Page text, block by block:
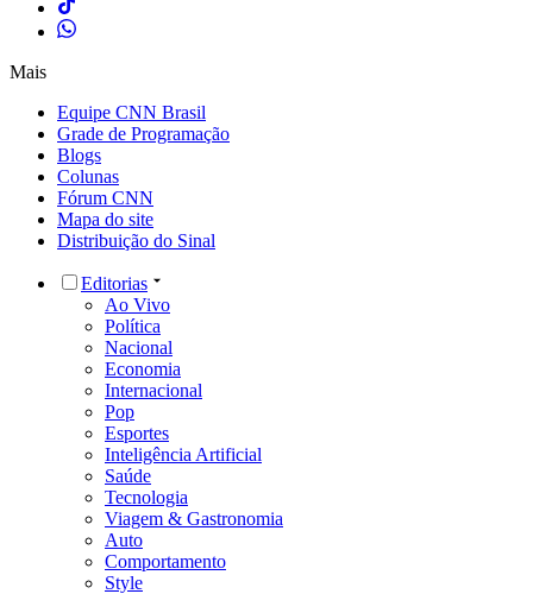
Mais
Equipe CNN Brasil
Grade de Programação
Blogs
Colunas
Fórum CNN
Mapa do site
Distribuição do Sinal
Editorias
Ao Vivo
Política
Nacional
Economia
Internacional
Pop
Esportes
Inteligência Artificial
Saúde
Tecnologia
Viagem & Gastronomia
Auto
Comportamento
Style